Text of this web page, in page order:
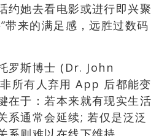
约她去看电影或进行即兴聚
带来的满足感，远胜过数码
罗斯博士 (Dr. John
所有人弃用 App 后都能变
在于：若本来就有现实生活
系通常会延续; 若仅是泛泛